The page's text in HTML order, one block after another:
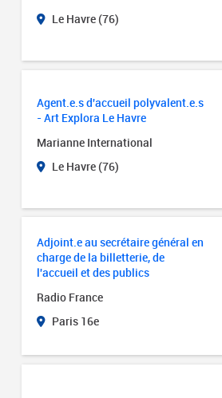
Le Havre (76)
Agent.e.s d'accueil polyvalent.e.s
- Art Explora Le Havre
Marianne International
Le Havre (76)
Adjoint.e au secrétaire général en
charge de la billetterie, de
l'accueil et des publics
Radio France
Paris 16e